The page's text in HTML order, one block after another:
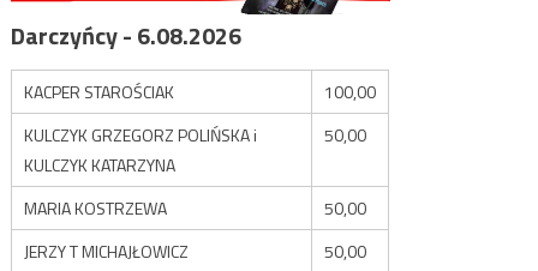
Darczyńcy - 6.08.2026
KACPER STAROŚCIAK
100,00
KULCZYK GRZEGORZ POLIŃSKA i
KULCZYK KATARZYNA
50,00
MARIA KOSTRZEWA
50,00
JERZY T MICHAJŁOWICZ
50,00